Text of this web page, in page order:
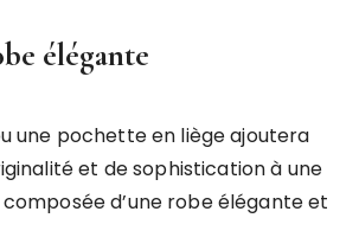
élégante
une pochette en liège ajoutera
et de sophistication à une
d’une robe élégante et